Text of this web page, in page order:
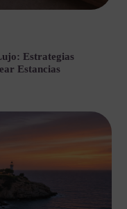
Estrategias
Estancias